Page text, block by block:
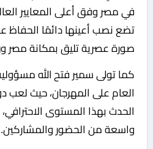
في مصر وفق أعلى المعايير
تضع نصب أعينها دائمًا الحفاظ
صورة عصرية تليق بمكانة مصر
كما تولى سمير فتح الله
العام على المهرجان، حيث لعب
الحدث بهذا المستوى
واسعة من الحضور والمشاركين.